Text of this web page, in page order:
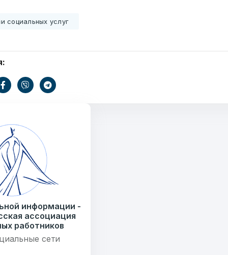
235-04-48
социальных услуг
информации -
ассоциация
работников
сети